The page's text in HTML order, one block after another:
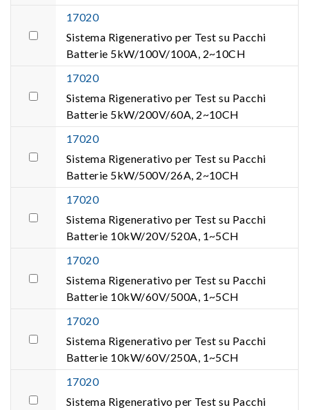
17020
Sistema Rigenerativo per Test su Pacchi
Batterie 5kW/100V/100A, 2~10CH
17020
Sistema Rigenerativo per Test su Pacchi
Batterie 5kW/200V/60A, 2~10CH
17020
Sistema Rigenerativo per Test su Pacchi
Batterie 5kW/500V/26A, 2~10CH
17020
Sistema Rigenerativo per Test su Pacchi
Batterie 10kW/20V/520A, 1~5CH
17020
Sistema Rigenerativo per Test su Pacchi
Batterie 10kW/60V/500A, 1~5CH
17020
Sistema Rigenerativo per Test su Pacchi
Batterie 10kW/60V/250A, 1~5CH
17020
Sistema Rigenerativo per Test su Pacchi